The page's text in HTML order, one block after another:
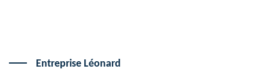
Entreprise Léonard